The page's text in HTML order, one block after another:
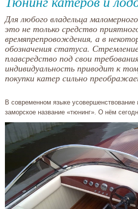
Для любого владельца
это не только средство
времяпрепровождения, а в
обозначения статуса.
плавсредство под свои
индивидуальность приводит к
покупки катер сильно
В современном языке усовершенствование
заморское название «тюнинг». О нём